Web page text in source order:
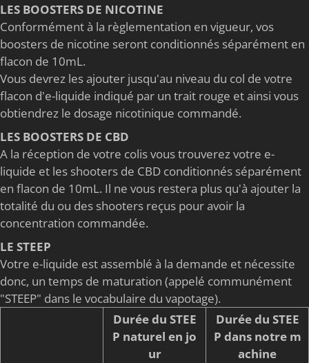
LES BOOSTERS DE NICOTINE
Conformément à la règlementation en vigueur, vos
boosters de nicotine seront conditionnés séparément en
flacon de 10mL.
Vous devrez les ajouter jusqu'au niveau du col de votre
flacon d'e-liquide indiqué par un trait rouge et ainsi vous
obtiendrez le dosage nicotinique commandé.
LES BOOSTERS DE CBD
A la réception de votre colis vous trouverez votre e-
liquide et les shooters de CBD conditionnés séparément
en flacon de 10mL. Il ne vous restera plus qu'à ajouter la
totalité du ou des shooters reçus pour avoir la
concentration commandée.
LE STEEP
Votre e-liquide est assemblé à la demande et nécessite
donc, un temps de maturation (appelé communément
"STEEP" dans le vocabulaire du vapotage).
Durée du STEE
P naturel en jo
ur
Durée du STEE
P dans notre m
achine